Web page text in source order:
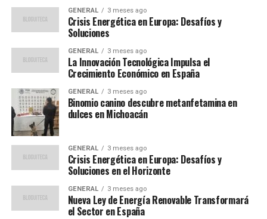
Campeones:48.000 euros (cada miembro de la
pareja)
Finalista:24.000 euros (cada miembro de la
pareja)
Semifinalistas:13.325 euros (cada miembro de
la pareja)
Cuartos de final:
la pareja)
Octavos de final:5.330 euros (cada miembro de
la pareja)
Dieciseisavos de final:3.410 euros (cada
miembro de la pareja)
GENERAL 3 meses ago
Crisis Energética en Europa: Desafíos y
Soluciones
GENERAL 3 meses ago
La Innovación Tecnológica Impulsa el
Crecimiento Económico en España
GENERAL 3 meses ago
Binomio canino descubre metanfetamina en
dulces en Michoacán
GENERAL 3 meses ago
Crisis Energética en Europa: Desafíos y
Soluciones en el Horizonte
GENERAL 3 meses ago
Nueva Ley de Energía Renovable Transformará
el Sector en España